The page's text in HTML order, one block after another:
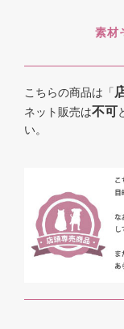
素材
こちらの商品は「
ネット販売は不可
い。